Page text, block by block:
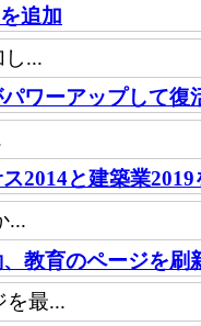
追加
...
ワーアップして復
2014と建築業2019
...
教育のページを刷
を最...